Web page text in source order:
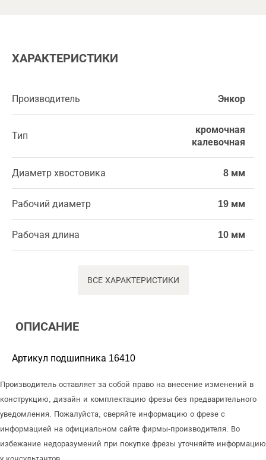
ХАРАКТЕРИСТИКИ
Производитель Энкор
Тип
кромочная
калевочная
Диаметр хвостовика 8 мм
Рабочий диаметр 19 мм
Рабочая длина 10 мм
ВСЕ ХАРАКТЕРИСТИКИ
ОПИСАНИЕ
Артикул подшипника 16410
Производитель оставляет за собой право на внесение изменений в
конструкцию, дизайн и комплектацию фрезы без предварительного
уведомления. Пожалуйста, сверяйте информацию о фрезе с
информацией на официальном сайте фирмы-производителя. Во
избежание недоразумений при покупке фрезы уточняйте информацию